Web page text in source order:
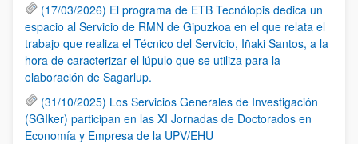
(17/03/2026) El programa de ETB Tecnólopis dedica un
espacio al Servicio de RMN de Gipuzkoa en el que relata el
trabajo que realiza el Técnico del Servicio, Iñaki Santos, a la
hora de caracterizar el lúpulo que se utiliza para la
elaboración de Sagarlup.
(31/10/2025) Los Servicios Generales de Investigación
(SGIker) participan en las XI Jornadas de Doctorados en
Economía y Empresa de la UPV/EHU